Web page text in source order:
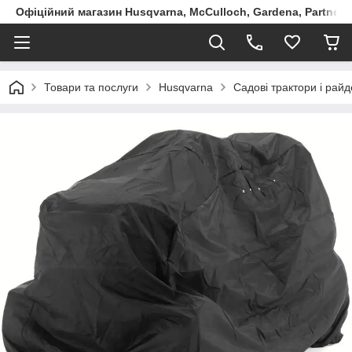
Офіційний магазин Husqvarna, McCulloch, Gardena, Partner
Товари та послуги Husqvarna Садові трактори і